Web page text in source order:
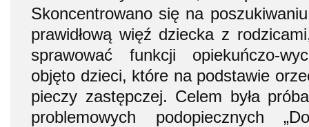
Skoncentrowano się na
prawidłową więź dziecka z
sprawować funkcji opiekuńczo-
objęto dzieci, które na podstawie
pieczy zastępczej. Celem była
problemowych podopiecznych